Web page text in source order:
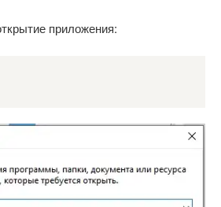
приложения: